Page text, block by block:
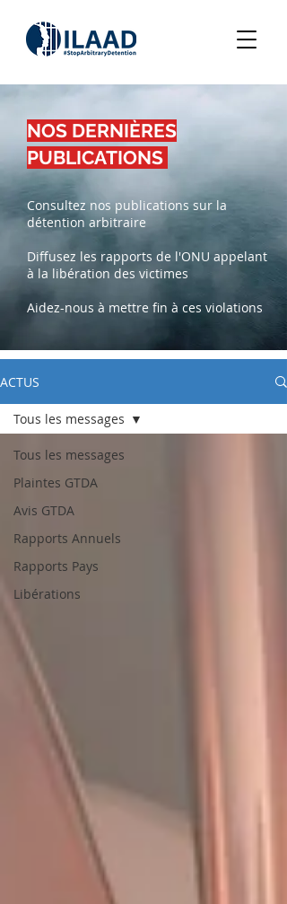
NOS DERNIÈRES
PUBLICATIONS
Consultez nos publications sur la
détention arbitraire
Diffusez les rapports de l'ONU appelant
à la libération des victimes
Aidez-nous à mettre fin à ces violations
ACTUS
Tous les messages
Plaintes GTDA
Avis GTDA
Rapports Annuels
Rapports Pays
Libérations
Tous les messages